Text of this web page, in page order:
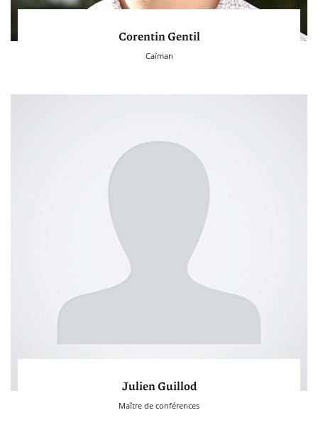
Corentin Gentil
Caïman
Julien Guillod
Maître de conférences